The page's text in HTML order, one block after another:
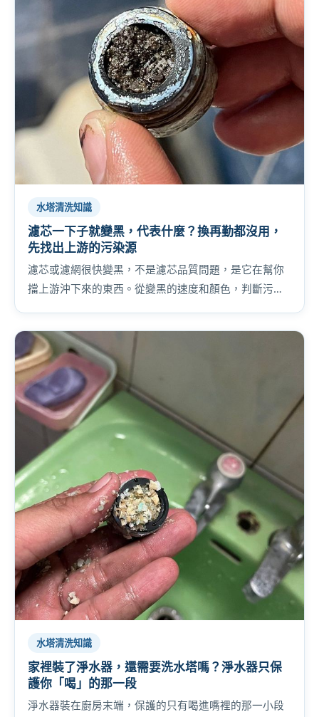
水塔清洗知識
濾芯一下子就變黑，代表什麼？換再勤都沒用，
先找出上游的污染源
濾芯或濾網很快變黑，不是濾芯品質問題，是它在幫你
擋上游沖下來的東西。從變黑的速度和顏色，判斷污染
水塔清洗知識
家裡裝了淨水器，還需要洗水塔嗎？淨水器只保
護你「喝」的那一段
淨水器裝在廚房末端，保護的只有喝進嘴裡的那一小段